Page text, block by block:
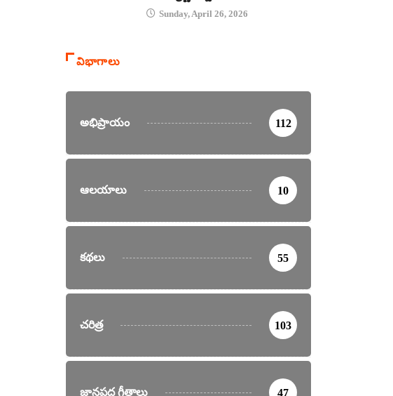
Sunday, April 26, 2026
విభాగాలు
అభిప్రాయం 112
ఆలయాలు 10
కథలు 55
చరిత్ర 103
జానపద గీతాలు 47